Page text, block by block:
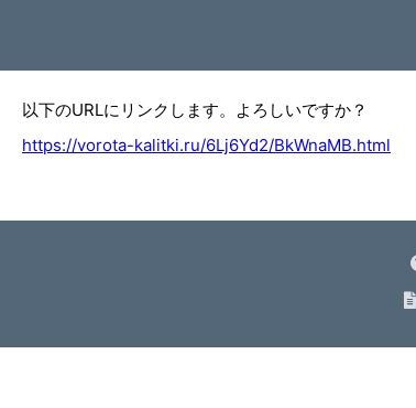
以下のURLにリンクします。よろしいですか？
https://vorota-kalitki.ru/6Lj6Yd2/BkWnaMB.html